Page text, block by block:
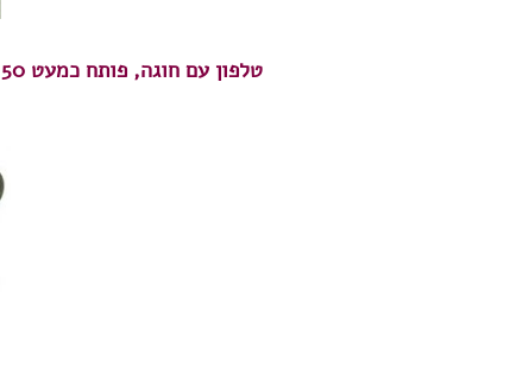
טלפון עם חוגה, פותח כמעט 50 שנה לאחר מכן, בשנת 1924